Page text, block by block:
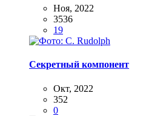
Ноя, 2022
3536
19
Секретный компонент
Окт, 2022
352
0